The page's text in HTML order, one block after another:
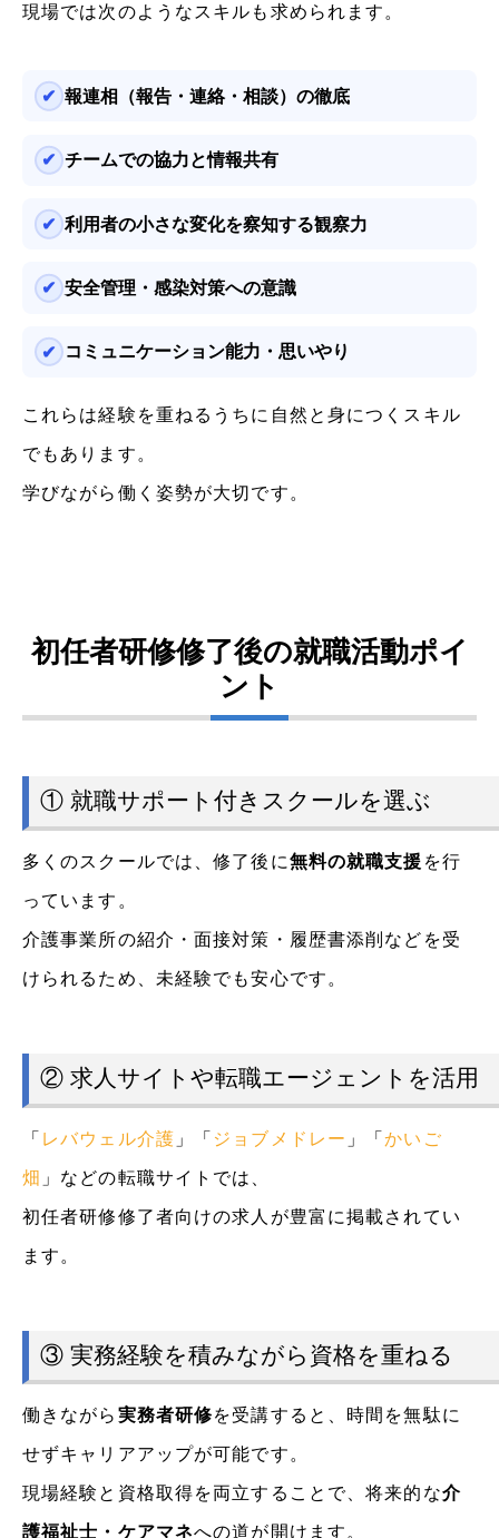
現場では次のようなスキルも求められます。
報連相（報告・連絡・相談）の徹底
チームでの協力と情報共有
利用者の小さな変化を察知する観察力
安全管理・感染対策への意識
コミュニケーション能力・思いやり
これらは経験を重ねるうちに自然と身につくスキル
でもあります。
学びながら働く姿勢が大切です。
初任者研修修了後の就職活動ポイ
ント
① 就職サポート付きスクールを選ぶ
多くのスクールでは、修了後に無料の就職支援 を行
っています。
介護事業所の紹介・面接対策・履歴書添削などを受
けられるため、未経験でも安心です。
② 求人サイトや転職エージェントを活用
「 レバウェル介護 」「 ジョブメドレー 」「かいご
畑 」などの転職サイトでは、
初任者研修修了者向けの求人が豊富に掲載されてい
ます。
③ 実務経験を積みながら資格を重ねる
働きながら 実務者研修を受講すると、時間を無駄に
せずキャリアアップが可能です。
現場経験と資格取得を両立することで、将来的な介
護福祉士・ケアマネへの道が開けます。